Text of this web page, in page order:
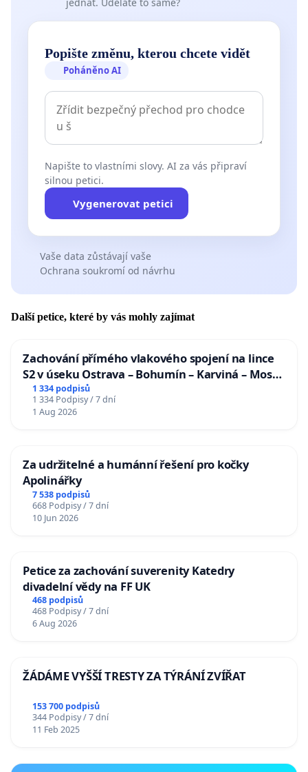
jednat. Uděláte to samé?
Popište změnu, kterou chcete vidět
Poháněno AI
Napište to vlastními slovy. AI za vás připraví
silnou petici.
Vygenerovat petici
Vaše data zůstávají vaše
Ochrana soukromí od návrhu
Další petice, které by vás mohly zajímat
Zachování přímého vlakového spojení na lince
S2 v úseku Ostrava – Bohumín – Karviná – Mosty
u Jablunkova
1 334 podpisů
1 334 Podpisy / 7 dní
1 Aug 2026
Za udržitelné a humánní řešení pro kočky
Apolinářky
7 538 podpisů
668 Podpisy / 7 dní
10 Jun 2026
Petice za zachování suverenity Katedry
divadelní vědy na FF UK
468 podpisů
468 Podpisy / 7 dní
6 Aug 2026
ŽÁDÁME VYŠŠÍ TRESTY ZA TÝRÁNÍ ZVÍŘAT
153 700 podpisů
344 Podpisy / 7 dní
11 Feb 2025